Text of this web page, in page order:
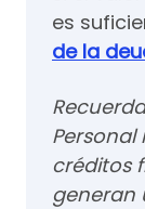
es
de la
créditos
generan